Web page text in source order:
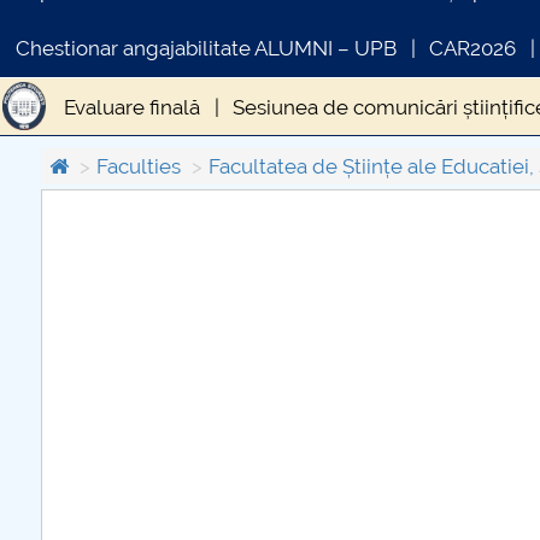
Chestionar angajabilitate ALUMNI – UPB CAR2026
Evaluare finală Sesiunea de comunicări
Program cu studenți DPPD Componența
Faculties Facultatea de Științe ale